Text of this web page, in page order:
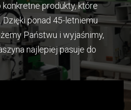
produkty, które
ponad 45-letniemu
Państwu i wyjaśnimy,
najlepiej pasuje do